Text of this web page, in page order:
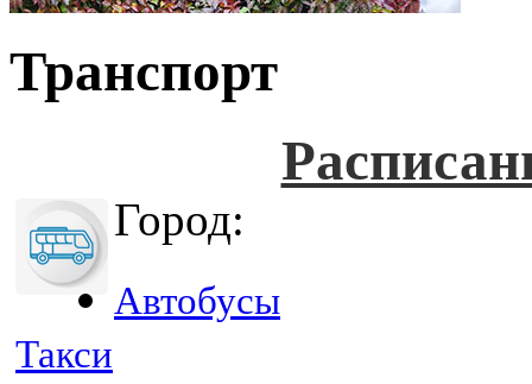
Транспорт
Город:
Автобусы
Такси